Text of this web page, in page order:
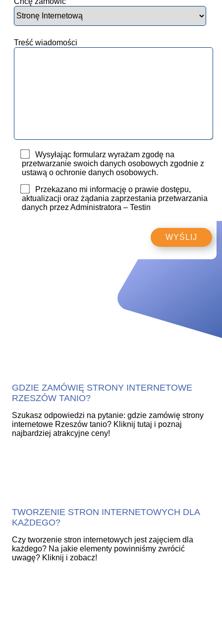
Treść wiadomości
Wysyłając formularz wyrażam zgodę na
przetwarzanie swoich danych osobowych zgodnie z
ustawą o ochronie danych osobowych.
Przekazano mi informację o prawie dostępu,
aktualizacji oraz żądania zaprzestania przetwarzania
danych przez Administratora – Testin
GDZIE ZAMÓWIĘ STRONY INTERNETOWE
RZESZÓW TANIO?
Szukasz odpowiedzi na pytanie: gdzie zamówię strony
internetowe Rzeszów tanio? Kliknij tutaj i poznaj
najbardziej atrakcyjne ceny!
TWORZENIE STRON INTERNETOWYCH DLA
KAŻDEGO?
Czy tworzenie stron internetowych jest zajęciem dla
każdego? Na jakie elementy powinniśmy zwrócić
uwagę? Kliknij i zobacz!